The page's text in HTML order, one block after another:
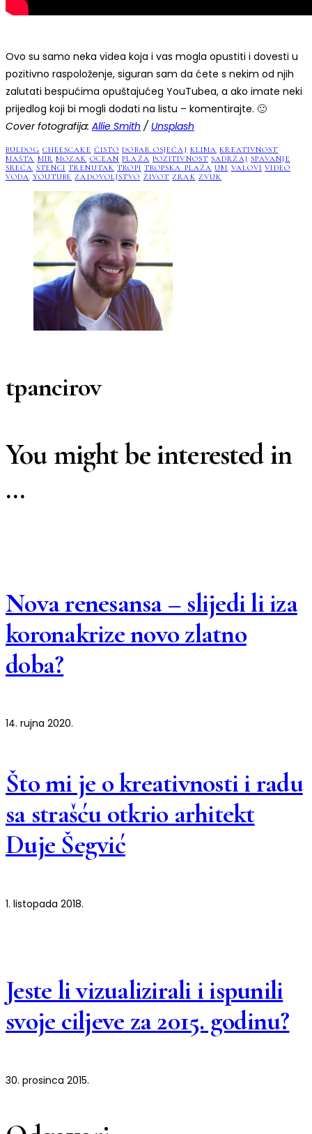
Ovo su samo neka videa koja i vas mogla opustiti i dovesti u
pozitivno raspoloženje, siguran sam da ćete s nekim od njih
zalutati bespućima opuštajućeg YouTubea, a ako imate neki
prijedlog koji bi mogli dodati na listu – komentirajte. 🙂
Cover fotografija: Allie Smith / Unsplash
BULDOG CHEESCAKE ČISTO DOBAR OSJEĆAJ KLIMA KREATIVNOST
MAŠTA MIR MOZAK OCEAN PLAŽA POZITIVNOST SADRŽAJ SPAVANJE
SREĆA ŠTENCI TRENUTAK TROPI TROPSKA PLAŽA UM VALOVI VIDEO
VODA YOUTUBE ZADOVOLJSTVO ŽIVOT ZRAK ZVUK
tpancirov
You might be interested in
…
Nova renesansa – slijedi li iza
koronakrize novo zlatno
doba?
14. rujna 2020.
Što mi je o kreativnosti i radu
sa strašću otkrio arhitekt
Duje Šegvić
1. listopada 2018.
Jeste li vizualizirali i ispunili
svoje ciljeve za 2015. godinu?
30. prosinca 2015.